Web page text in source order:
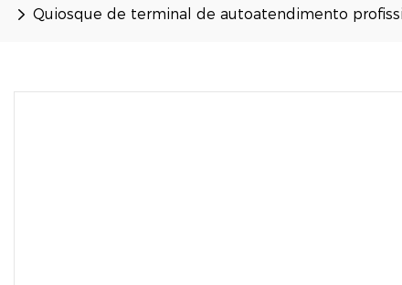
Quiosque de terminal de autoatendimento